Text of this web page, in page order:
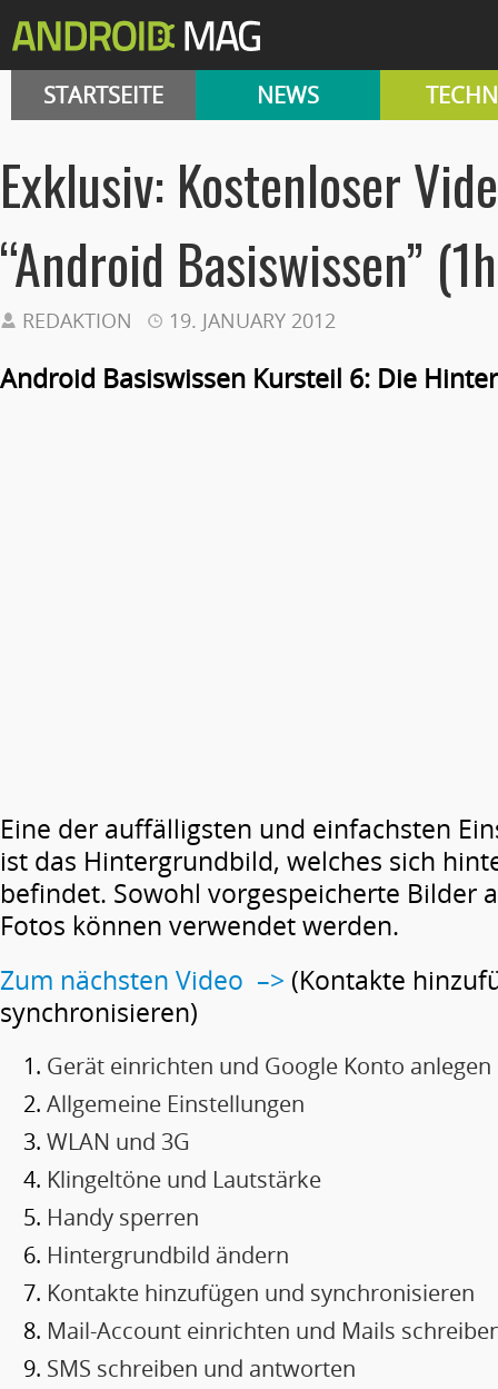
STARTSEITE NEWS
Exklusiv: Kostenloser
“Android Basiswissen”
REDAKTION 19. JANUARY 2012
Android Basiswissen Kursteil 6: Die
Eine der auffälligsten und einfachsten
ist das Hintergrundbild, welches sich
befindet. Sowohl vorgespeicherte Bilder
Fotos können verwendet werden.
Zum nächsten Video –> (Kontakte
synchronisieren)
Gerät einrichten und Google Konto anlegen
Allgemeine Einstellungen
WLAN und 3G
Klingeltöne und Lautstärke
Handy sperren
Hintergrundbild ändern
Kontakte hinzufügen und synchronisieren
Mail-Account einrichten und Mails
SMS schreiben und antworten